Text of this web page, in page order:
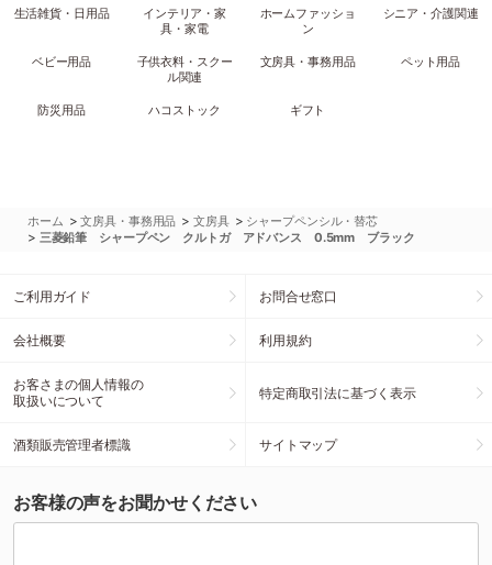
生活雑貨・日用品
インテリア・家
具・家電
ホームファッショ
ン
シニア・介護関連
ベビー用品
子供衣料・スクー
ル関連
文房具・事務用品 ペット用品
防災用品 ハコストック ギフト
ホーム >文房具・事務用品 >文房具 > シャープペンシル・替芯
> 三菱鉛筆 シャープペン クルトガ アドバンス 0.5mm ブラック
ご利用ガイド お問合せ窓口
会社概要 利用規約
お客さまの個人情報の
取扱いについて
特定商取引法に基づく表示
酒類販売管理者標識 サイトマップ
お客様の声をお聞かせください